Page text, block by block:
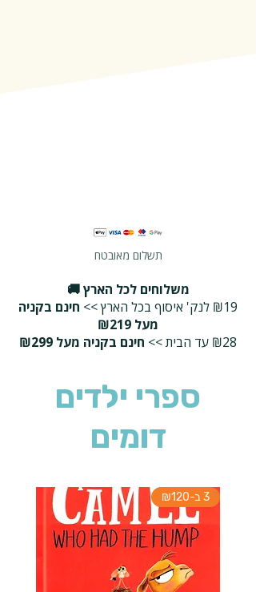
תשלום מאובטח
משלוחים לכל הארץ 🚚
₪19 לנק' איסוף בכל הארץ >>
חינם בקניה
מעל ₪219
₪28 עד הבית >>
חינם בקניה מעל ₪299
ספרי ילדים
דומים
3 ב-₪120